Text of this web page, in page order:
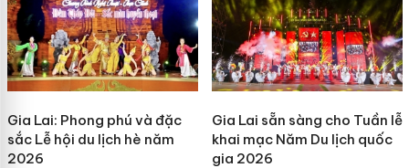
Gia Lai: Phong phú và đặc
sắc Lễ hội du lịch hè năm
2026
Gia Lai sẵn sàng cho Tuần lễ
khai mạc Năm Du lịch quốc
gia 2026